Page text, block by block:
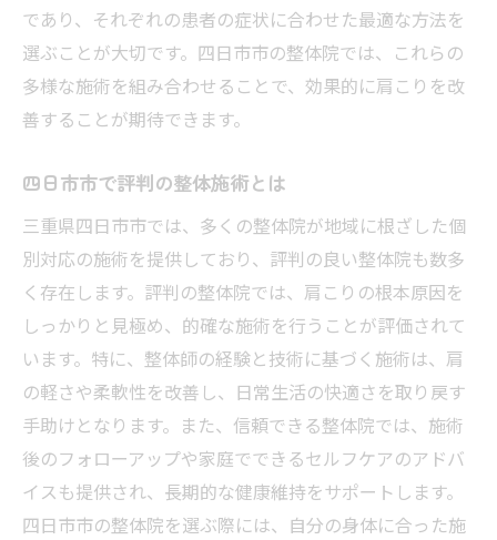
であり、それぞれの患者の症状に合わせた最適な方法を
選ぶことが大切です。四日市市の整体院では、これらの
多様な施術を組み合わせることで、効果的に肩こりを改
善することが期待できます。
四日市市で評判の整体施術とは
三重県四日市市では、多くの整体院が地域に根ざした個
別対応の施術を提供しており、評判の良い整体院も数多
く存在します。評判の整体院では、肩こりの根本原因を
しっかりと見極め、的確な施術を行うことが評価されて
います。特に、整体師の経験と技術に基づく施術は、肩
の軽さや柔軟性を改善し、日常生活の快適さを取り戻す
手助けとなります。また、信頼できる整体院では、施術
後のフォローアップや家庭でできるセルフケアのアドバ
イスも提供され、長期的な健康維持をサポートします。
四日市市の整体院を選ぶ際には、自分の身体に合った施